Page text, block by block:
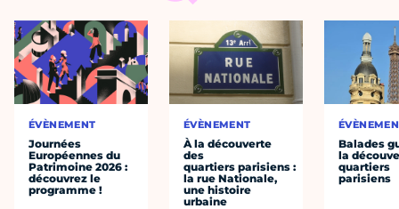
ÉVÈNEMENT
Journées
Européennes du
Patrimoine 2026 :
découvrez le
programme !
ÉVÈNEMENT
À la découverte
des
quartiers parisiens :
la rue Nationale,
une histoire
urbaine
Balades
la
quartiers
parisiens